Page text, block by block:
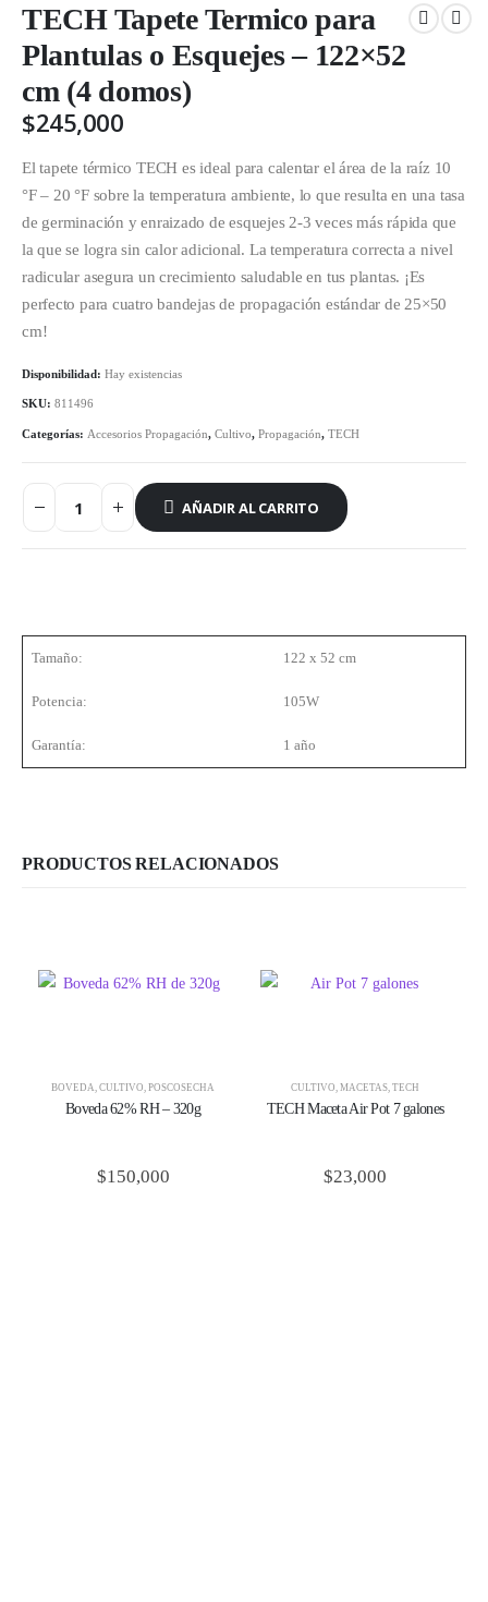
TECH Tapete Termico para
Plantulas o Esquejes – 122×52
cm (4 domos)
$245,000
El tapete térmico TECH es ideal para calentar el área de la raíz 10
°F – 20 °F sobre la temperatura ambiente, lo que resulta en una tasa
de germinación y enraizado de esquejes 2-3 veces más rápida que
la que se logra sin calor adicional. La temperatura correcta a nivel
radicular asegura un crecimiento saludable en tus plantas. ¡Es
perfecto para cuatro bandejas de propagación estándar de 25×50
cm!
Disponibilidad: Hay existencias
SKU: 811496
Categorías: Accesorios Propagación, Cultivo, Propagación, TECH
AÑADIR AL CARRITO
Tamaño: 122 x 52 cm
Potencia: 105W
Garantía: 1 año
PRODUCTOS RELACIONADOS
BOVEDA CULTIVO POSCOSECHA
Boveda 62% RH – 320g
$150,000
CULTIVO MACETAS TECH
TECH Maceta Air Pot 7 galones
$23,000